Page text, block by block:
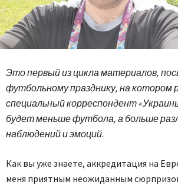
Это первый из цикла материалов,
футбольному празднику, на котором
специальный корреспондент
будет меньше футбола, а больше
наблюдений и эмоций.
Как вы уже знаете, аккредитация на
меня приятным неожиданным